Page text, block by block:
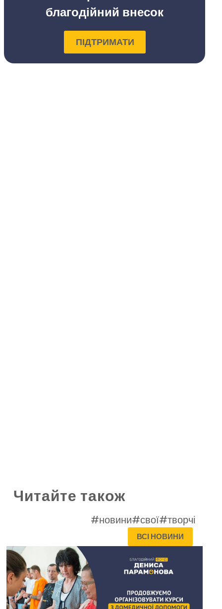
благодійний внесок
ПІДТРИМАТИ
Читайте також
#новини#свої#творчі
ВСІ НОВИНИ